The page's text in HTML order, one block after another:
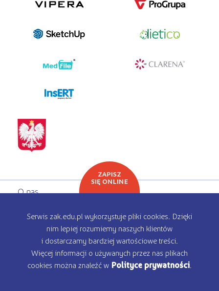
programy dla firm
O nas
Oferta edukacyjna
Rekrutacja
Kontakt
ZAPISZ
SIĘ ONLINE
Serwis zak.edu.pl wykorzystuje pliki cookies. Dzięki
nim lepiej rozumiemy naszych klientów
i dostarczamy bardziej wartościowe treści.
Więcej informacji o używanych przez nas plikach
cookies można znaleźć w Polityce prywatności